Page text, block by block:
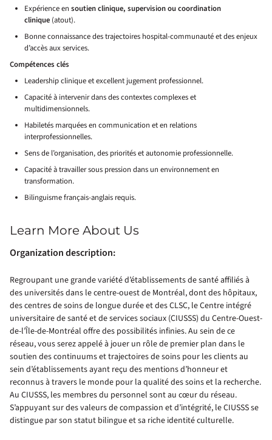
Expérience en soutien clinique, supervision ou coordination
clinique (atout).
Bonne connaissance des trajectoires hospital-communauté et des enjeux
d’accès aux services.
Compétences clés
Leadership clinique et excellent jugement professionnel.
Capacité à intervenir dans des contextes complexes et
multidimensionnels.
Habiletés marquées en communication et en relations
interprofessionnelles.
Sens de l’organisation, des priorités et autonomie professionnelle.
Capacité à travailler sous pression dans un environnement en
transformation.
Bilinguisme français-anglais requis.
Learn More About Us
Organization description:
Regroupant une grande variété d’établissements de santé affiliés à
des universités dans le centre-ouest de Montréal, dont des hôpitaux,
des centres de soins de longue durée et des CLSC, le Centre intégré
universitaire de santé et de services sociaux (CIUSSS) du Centre-Ouest-
de-l’Île-de-Montréal offre des possibilités infinies. Au sein de ce
réseau, vous serez appelé à jouer un rôle de premier plan dans le
soutien des continuums et trajectoires de soins pour les clients au
sein d’établissements ayant reçu des mentions d’honneur et
reconnus à travers le monde pour la qualité des soins et la recherche.
Au CIUSSS, les membres du personnel sont au cœur du réseau.
S’appuyant sur des valeurs de compassion et d’intégrité, le CIUSSS se
distingue par son statut bilingue et sa riche identité culturelle.